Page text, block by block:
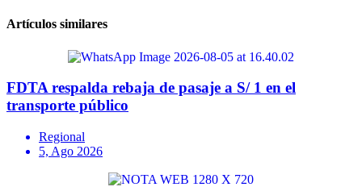
Artículos similares
FDTA respalda rebaja de pasaje a S/ 1 en el
transporte público
Regional
5, Ago 2026